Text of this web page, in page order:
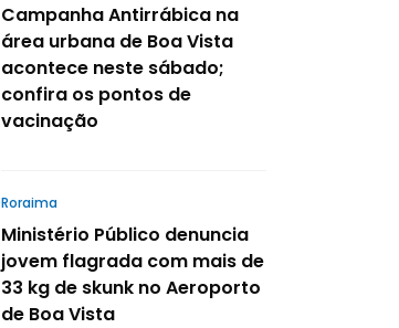
Campanha Antirrábica na
área urbana de Boa Vista
acontece neste sábado;
confira os pontos de
vacinação
Roraima
Ministério Público denuncia
jovem flagrada com mais de
33 kg de skunk no Aeroporto
de Boa Vista